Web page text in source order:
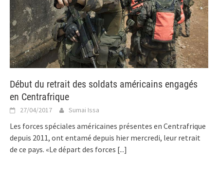
Début du retrait des soldats américains engagés
en Centrafrique
27/04/2017 Sumai Issa
Les forces spéciales américaines présentes en Centrafrique
depuis 2011, ont entamé depuis hier mercredi, leur retrait
de ce pays. «Le départ des forces [...]